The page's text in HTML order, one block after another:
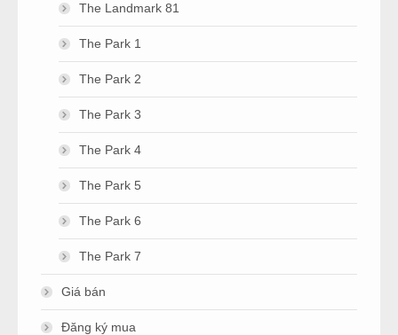
The Landmark 81
The Park 1
The Park 2
The Park 3
The Park 4
The Park 5
The Park 6
The Park 7
Giá bán
Đăng ký mua